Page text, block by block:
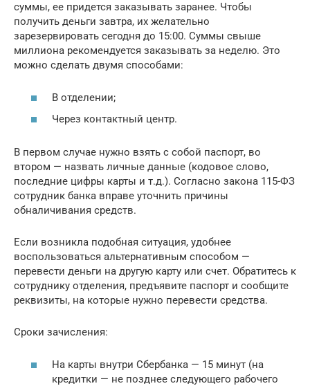
суммы, ее придется заказывать заранее. Чтобы
получить деньги завтра, их желательно
зарезервировать сегодня до 15:00. Суммы свыше
миллиона рекомендуется заказывать за неделю. Это
можно сделать двумя способами:
В отделении;
Через контактный центр.
В первом случае нужно взять с собой паспорт, во
втором — назвать личные данные (кодовое слово,
последние цифры карты и т.д.). Согласно закона 115-ФЗ
сотрудник банка вправе уточнить причины
обналичивания средств.
Если возникла подобная ситуация, удобнее
воспользоваться альтернативным способом —
перевести деньги на другую карту или счет. Обратитесь к
сотруднику отделения, предъявите паспорт и сообщите
реквизиты, на которые нужно перевести средства.
Сроки зачисления:
На карты внутри Сбербанка — 15 минут (на
кредитки — не позднее следующего рабочего